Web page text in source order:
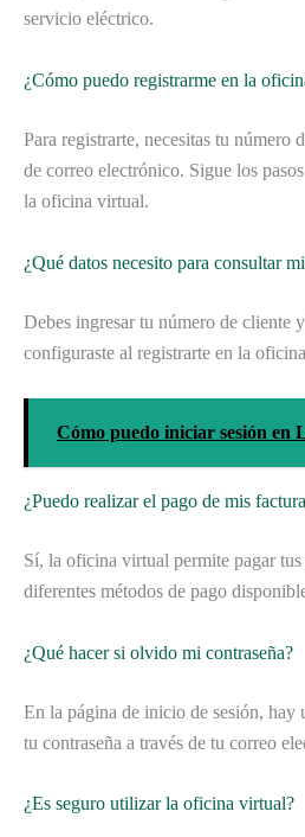
servicio eléctrico.
¿Cómo puedo registrarme en la
Para registrarte, necesitas tu número
de correo electrónico. Sigue los
la oficina virtual.
¿Qué datos necesito para consultar
Debes ingresar tu número de cliente
configuraste al registrarte en la
Cómo puedo iniciar sesión en
¿Puedo realizar el pago de mis
Sí, la oficina virtual permite pagar
diferentes métodos de pago
¿Qué hacer si olvido mi contraseña?
En la página de inicio de sesión, hay
tu contraseña a través de tu correo
¿Es seguro utilizar la oficina virtual?